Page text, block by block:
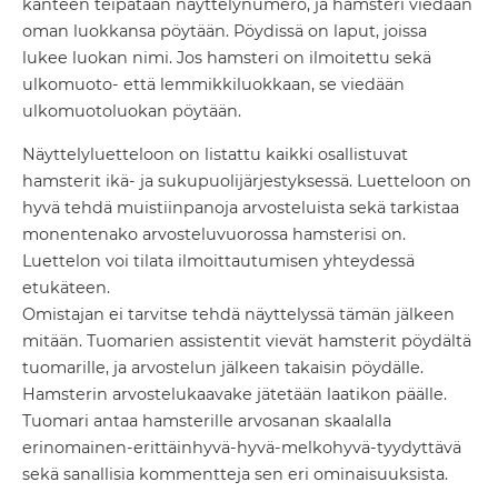
kanteen teipataan näyttelynumero, ja hamsteri viedään
oman luokkansa pöytään. Pöydissä on laput, joissa
lukee luokan nimi. Jos hamsteri on ilmoitettu sekä
ulkomuoto- että lemmikkiluokkaan, se viedään
ulkomuotoluokan pöytään.
Näyttelyluetteloon on listattu kaikki osallistuvat
hamsterit ikä- ja sukupuolijärjestyksessä. Luetteloon on
hyvä tehdä muistiinpanoja arvosteluista sekä tarkistaa
monentenako arvosteluvuorossa hamsterisi on.
Luettelon voi tilata ilmoittautumisen yhteydessä
etukäteen.
Omistajan ei tarvitse tehdä näyttelyssä tämän jälkeen
mitään. Tuomarien assistentit vievät hamsterit pöydältä
tuomarille, ja arvostelun jälkeen takaisin pöydälle.
Hamsterin arvostelukaavake jätetään laatikon päälle.
Tuomari antaa hamsterille arvosanan skaalalla
erinomainen-erittäinhyvä-hyvä-melkohyvä-tyydyttävä
sekä sanallisia kommentteja sen eri ominaisuuksista.